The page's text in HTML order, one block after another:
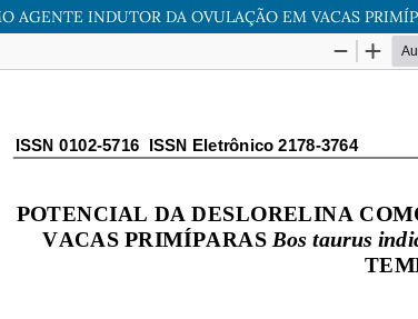
AGENTE INDUTOR DA OVULAÇÃO EM VACAS